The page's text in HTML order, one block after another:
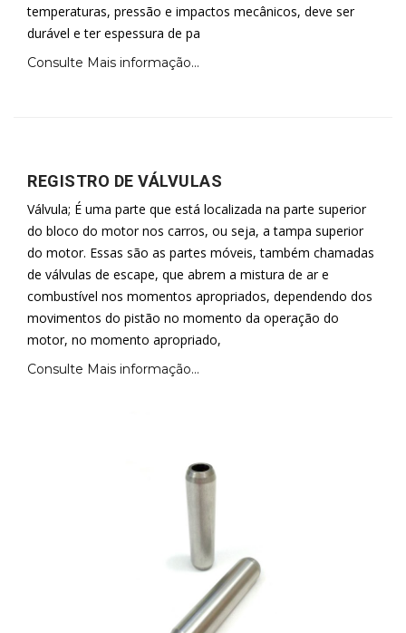
temperaturas, pressão e impactos mecânicos, deve ser
durável e ter espessura de pa
Consulte Mais informação...
REGISTRO DE VÁLVULAS
Válvula; É uma parte que está localizada na parte superior
do bloco do motor nos carros, ou seja, a tampa superior
do motor. Essas são as partes móveis, também chamadas
de válvulas de escape, que abrem a mistura de ar e
combustível nos momentos apropriados, dependendo dos
movimentos do pistão no momento da operação do
motor, no momento apropriado,
Consulte Mais informação...